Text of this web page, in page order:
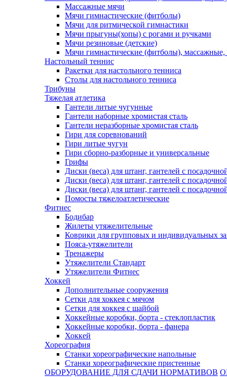
Массажные мячи
Мячи гимнастические (фитболы)
Мячи для ритмической гимнастики
Мячи прыгуны(хопы) с рогами и ручками
Мячи резиновые (детские)
Мячи гимнастические (фитболы),
Настольный теннис
Ракетки для настольного тенниса
Столы для настольного тенниса
Трибуны
Тяжелая атлетика
Гантели литые чугунные
Гантели наборные хромистая сталь
Гантели неразборные хромистая сталь
Гири для соревнований
Гири литые чугун
Гири сборно-разборные и универсальные
Грифы
Диски (веса) для штанг, гантелей с
Диски (веса) для штанг, гантелей с
Диски (веса) для штанг, гантелей с
Помосты тяжелоатлетические
Фитнес
Бодибар
Жилеты утяжелительные
Коврики для групповых и индивидуальных
Пояса-утяжелители
Тренажеры
Утяжелители Стандарт
Утяжелители Фитнес
Хоккей
Дополнительные сооружения
Сетки для хоккея с мячом
Сетки для хоккея с шайбой
Хоккейные коробки, борта - стеклопластик
Хоккейные коробки, борта - фанера
Хоккей
Хореография
Станки хореографические напольные
Станки хореографические пристенные
ОБОРУДОВАНИЕ ДЛЯ СДАЧИ НОРМАТИВОВ